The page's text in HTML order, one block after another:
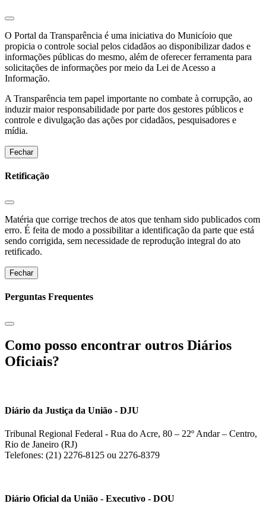
O Portal da Transparência é uma iniciativa do Municíoio que
propicia o controle social pelos cidadãos ao disponibilizar dados e
informações públicas do mesmo, além de oferecer ferramenta para
solicitações de informações por meio da Lei de Acesso a
Informação.
A Transparência tem papel importante no combate à corrupção, ao
induzir maior responsabilidade por parte dos gestores públicos e
controle e divulgação das ações por cidadãos, pesquisadores e
mídia.
Fechar
Retificação
Matéria que corrige trechos de atos que tenham sido publicados com
erro. É feita de modo a possibilitar a identificação da parte que está
sendo corrigida, sem necessidade de reprodução integral do ato
retificado.
Fechar
Perguntas Frequentes
Como posso encontrar outros Diários
Oficiais?
Diário da Justiça da União - DJU
Tribunal Regional Federal - Rua do Acre, 80 – 22º Andar – Centro,
Rio de Janeiro (RJ)
Telefones: (21) 2276-8125 ou 2276-8379
Diário Oficial da União - Executivo - DOU